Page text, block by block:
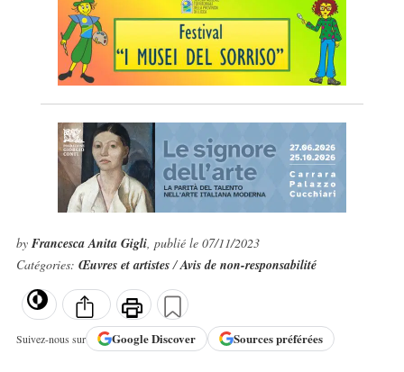
by Francesca Anita Gigli, publié le 07/11/2023
Catégories: Œuvres et artistes/Avis de non-responsabilité
Suivez-nous sur GoogleDiscover Sources préférées